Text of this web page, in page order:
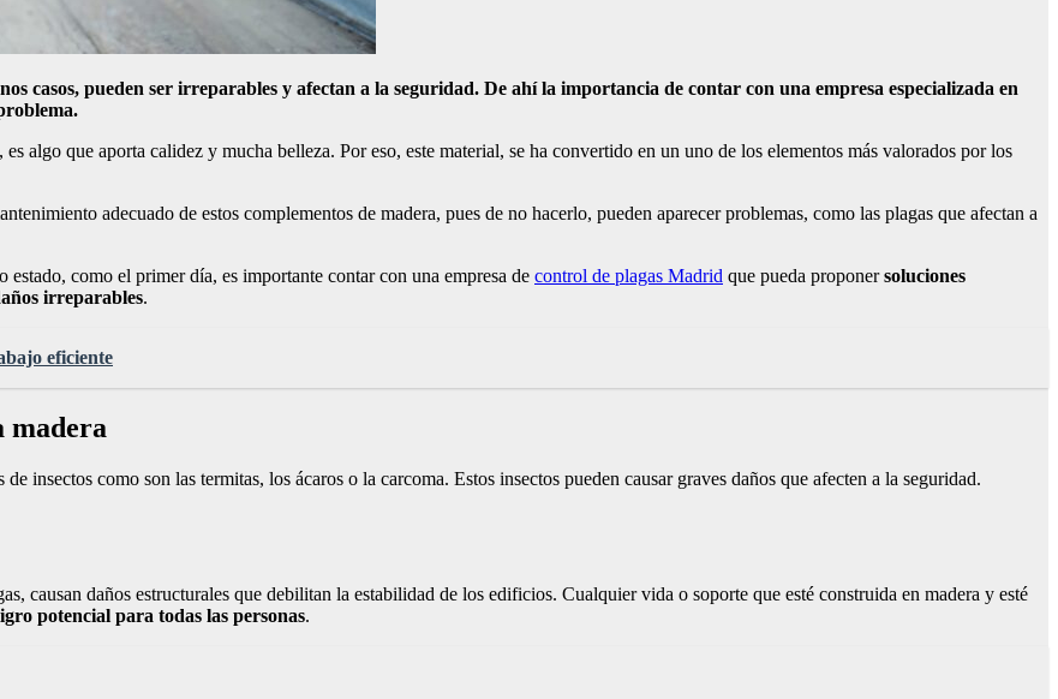
casos, pueden ser irreparables y afectan a la seguridad. De ahí la importancia de contar con una empresa especializada en
algo que aporta calidez y mucha belleza. Por eso, este material, se ha convertido en un uno de los elementos más valorados por los
adecuado de estos complementos de madera, pues de no hacerlo, pueden aparecer problemas, como las plagas que afectan a
como el primer día, es importante contar con una empresa de control de plagas Madrid que pueda proponersoluciones
irreparables.
eficiente
madera
insectos como son las termitas, los ácaros o la carcoma. Estos insectos pueden causar graves daños que afecten a la seguridad.
causan daños estructurales que debilitan la estabilidad de los edificios. Cualquier vida o soporte que esté construida en madera y esté
potencial para todas las personas.